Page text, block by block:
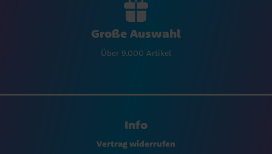
Große Auswahl
Über 9.000 Artikel
Info
Vertrag widerrufen